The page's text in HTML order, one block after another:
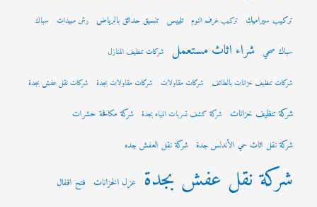
تركيب سيراميك تركيب غرف النوم تلييس تنسيق حدائق بالرياض رش مبيدات سباك
سباك صحي شراء اثاث مستعمل شركات تنظيف المنازل
شركات تنظيف خزانات بالطائف شركات مقاولات شركات مقاولات بجدة شركات نقل عفش بجدة
شركة تنظيف خزانات شركة كشف تسربات المياه بجدة شركة مكافحة حشرات
شركة نقل اثاث حي الأندلس جدة شركة نقل العفش جده
شركة نقل عفش بجدة عزل الخزانات فتح اقفال